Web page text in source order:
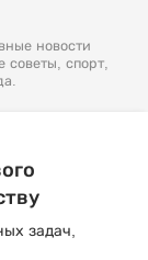
новости
советы, спорт,
задач,